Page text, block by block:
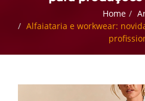
Home
Alfaiataria e workwear: